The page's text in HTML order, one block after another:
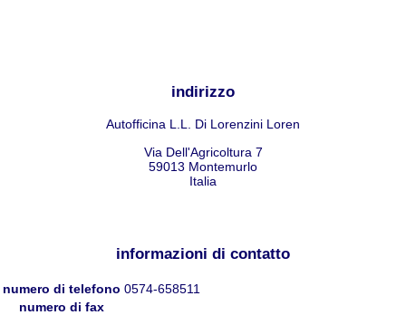
indirizzo
Autofficina L.L. Di Lorenzini Loren
Via Dell'Agricoltura 7
59013 Montemurlo
Italia
informazioni di contatto
numero di telefono 0574-658511
numero di fax